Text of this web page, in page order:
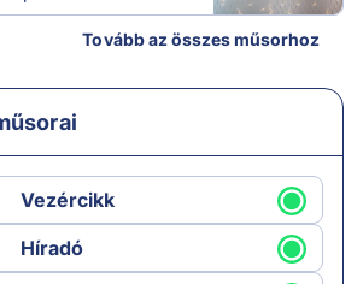
Tovább az összes műsorhoz
Vezércikk
Híradó